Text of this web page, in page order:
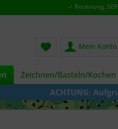
✓ Rechnung,
Mein Konto
Zeichnen/Basteln/Kochen
ACHTUNG: